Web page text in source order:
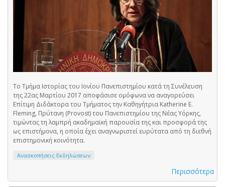
Το Τμήμα Ιστορίας του Ιονίου Πανεπιστημίου κατά τη Συνέλευση
της 22ας Μαρτίου 2017 αποφάσισε ομόφωνα να αναγορεύσει
Επίτιμη Διδάκτορα του Τμήματος την Καθηγήτρια Katherine E.
Fleming, Πρύτανη (Provost) του Πανεπιστημίου της Νέας Υόρκης,
τιμώντας τη λαμπρή ακαδημαϊκή παρουσία της και προσφορά της
ως επιστήμονα, η οποία έχει αναγνωριστεί ευρύτατα από τη διεθνή
επιστημονική κοινότητα.
Ανασκοπήσεις Εκδηλώσεων
Περισσότερα